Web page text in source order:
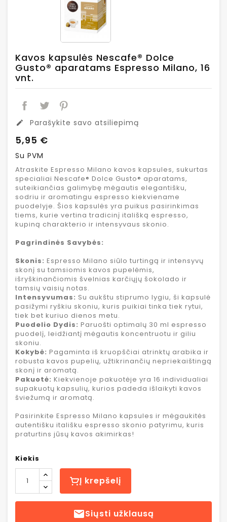
Kavos kapsulės Nescafe® Dolce
Gusto® aparatams Espresso Milano, 16
vnt.
edit Parašykite savo atsiliepimą
5,95 €
Su PVM
Atraskite Espresso Milano kavos kapsules, sukurtas
specialiai Nescafe® Dolce Gusto® aparatams,
suteikiančias galimybę mėgautis elegantišku,
sodriu ir aromatingu espresso kiekviename
puodelyje. Šios kapsulės yra puikus pasirinkimas
tiems, kurie vertina tradicinį itališką espresso,
kupiną charakterio ir intensyvaus skonio.
Pagrindinės Savybės:
Skonis: Espresso Milano siūlo turtingą ir intensyvų
skonį su tamsiomis kavos pupelėmis,
išryškinančiomis švelnias karčiųjų šokolado ir
tamsių vaisių notas.
Intensyvumas: Su aukštu stiprumo lygiu, ši kapsulė
pasižymi ryškiu skoniu, kuris puikiai tinka tiek rytui,
tiek bet kuriuo dienos metu.
Puodelio Dydis: Paruošti optimalų 30 ml espresso
puodelį, leidžiantį mėgautis koncentruotu ir giliu
skoniu.
Kokybė: Pagaminta iš kruopščiai atrinktų arabika ir
robusta kavos pupelių, užtikrinančių nepriekaištingą
skonį ir aromatą.
Pakuotė: Kiekvienoje pakuotėje yra 16 individualiai
supakuotų kapsulių, kurios padeda išlaikyti kavos
šviežumą ir aromatą.
Pasirinkite Espresso Milano kapsules ir mėgaukitės
autentišku itališku espresso skonio patyrimu, kuris
praturtins jūsų kavos akimirkas!
Kiekis
Į krepšelį
Siųsti užklausą